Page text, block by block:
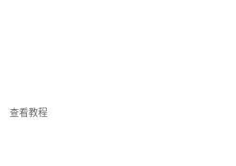
查看教程